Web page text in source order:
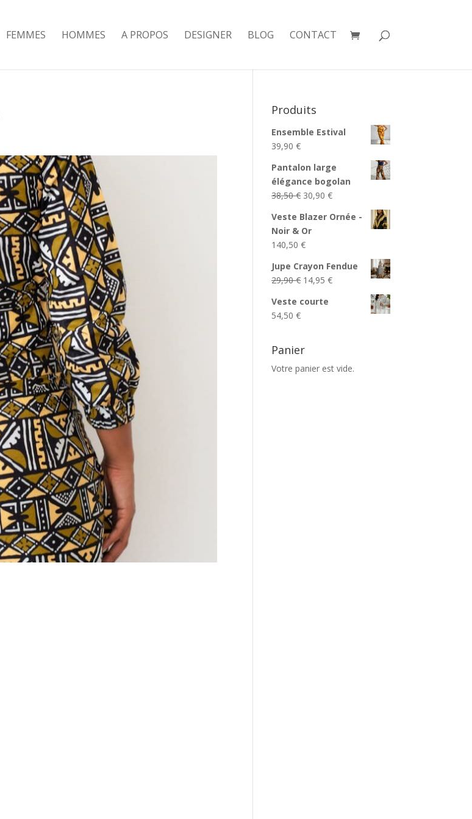
FEMMES HOMMES A PROPOS DESIGNER BLOG CONTACT
Produits
Ensemble Estival
39,90€
Pantalon large
élégance bogolan
38,50€ Le
initial
était :
38,50 €.
30,90€Le
actuel
Veste Blazer Ornée -
Noir & Or
140,50€
Jupe Crayon Fendue
29,90€ Le
initial
14,95€Le
Veste courte
54,50€
Panier
Votre panier est vide.